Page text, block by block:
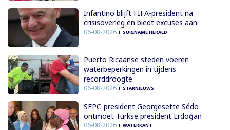
Infantino blijft FIFA-president na
crisisoverleg en biedt excuses aan
06-08-2026 SURINAME HERALD
Puerto Ricaanse steden voeren
waterbeperkingen in tijdens
recorddroogte
06-08-2026 STARNIEUWS
SFPC-president Georgesette Sédo
ontmoet Turkse president Erdoğan
06-08-2026 WATERKANT